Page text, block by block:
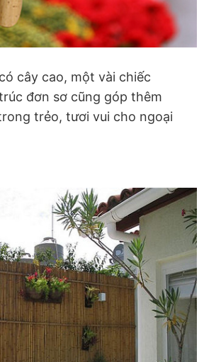
cây cao, một vài chiếc
đơn sơ cũng góp thêm
trẻo, tươi vui cho ngoại